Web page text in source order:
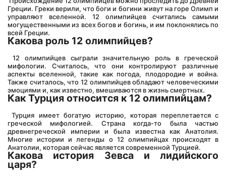
Греции. Греки верили, что боги и богини живут на горе Олимп и
управляют вселенной. 12 олимпийцев считались самыми
могущественными из всех богов и богинь, и им поклонялись по
всей Греции.
Какова роль 12 олимпийцев?
мифологии. Считалось, что они контролируют различные
аспекты вселенной, такие как погода, плодородие и война.
Также считалось, что 12 олимпийцев обладают человеческими
эмоциями и, как известно, вмешиваются в жизнь смертных.
Как Турция относится к 12 олимпийцам?
Турция имеет богатую историю, которая переплетается с
греческой мифологией. Страна когда-то была частью
древнегреческой империи и была известна как Анатолия.
Многие истории и легенды о 12 олимпийцах происходят в
Анатолии, которая сейчас является современной Турцией.
Какова история Зевса и лидийского
царя?